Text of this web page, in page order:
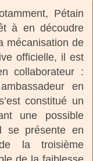
Pétain
à en découdre
mécanisation de
officielle, il est
collaborateur :
en
constitué un
une possible
se présente en
la troisième